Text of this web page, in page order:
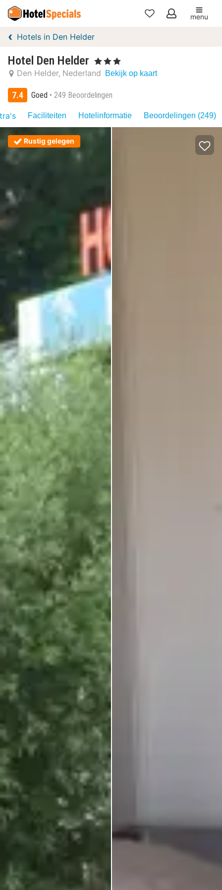
Mijn
menu
Hotels in Den Helder
Hotel Den Helder , 3 Sterren
Den Helder Nederland Bekijk op kaart
7.4 Goed 249 Beoordelingen
Faciliteiten Hotelinformatie Beoordelingen (249)
Rustig gelegen